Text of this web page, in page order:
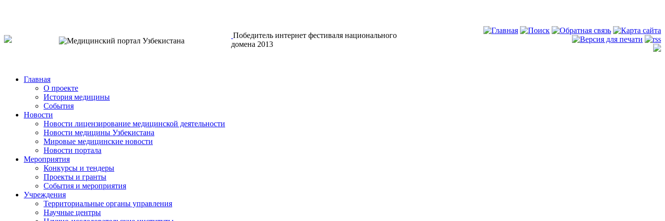
Победитель интернет фестиваля национального
домена 2013
Главная
О проекте
История медицины
События
Новости
Новости лицензирование медицинской деятельности
Новости медицины Узбекистана
Мировые медицинские новости
Новости портала
Мероприятия
Конкурсы и тендеры
Проекты и гранты
События и мероприятия
Учреждения
Территориальные органы управления
Научные центры